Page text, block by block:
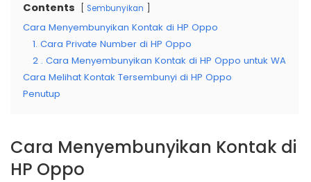
Contents Sembunyikan
Cara Menyembunyikan Kontak di HP Oppo
1. Cara Private Number di HP Oppo
2 . Cara Menyembunyikan Kontak di HP Oppo untuk WA
Cara Melihat Kontak Tersembunyi di HP Oppo
Penutup
Cara Menyembunyikan Kontak di
HP Oppo